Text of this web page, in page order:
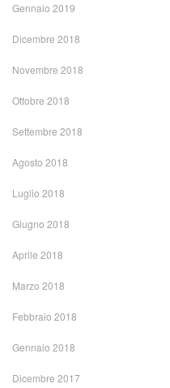
Gennaio 2019
Dicembre 2018
Novembre 2018
Ottobre 2018
Settembre 2018
Agosto 2018
Luglio 2018
Giugno 2018
Aprile 2018
Marzo 2018
Febbraio 2018
Gennaio 2018
Dicembre 2017